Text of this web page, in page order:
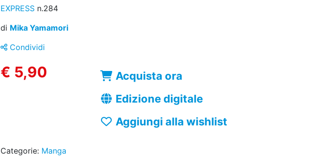
EXPRESS n.284
di Mika Yamamori
Condividi
€ 5,90
Acquista ora
Edizione digitale
Aggiungi alla wishlist
Categorie: Manga